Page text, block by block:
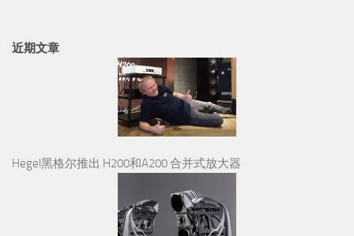
近期文章
Hegel黑格尔推出 H200和A200 合并式放大器